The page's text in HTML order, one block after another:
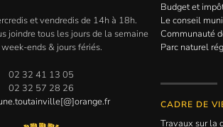
et vendredis de 14h à 18h.
joindre tous les jours de la semaine
ends & jours fériés.
02 32 41 13 05
02 32 57 28 26
Budget et
Le conseil
Communauté
Parc naturel
CADRE DE
Travaux sur la